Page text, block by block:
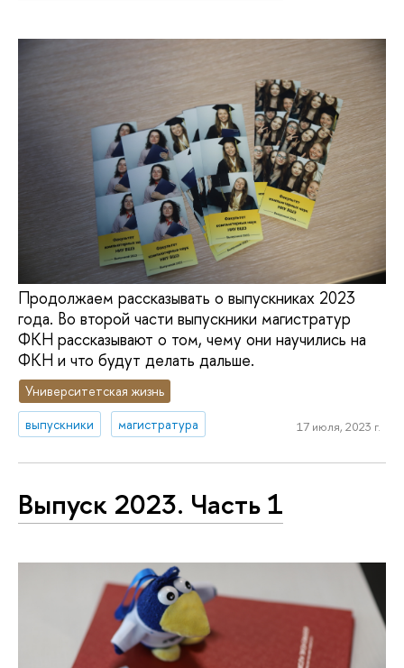
Продолжаем рассказывать о выпускниках 2023
года. Во второй части выпускники магистратур
ФКН рассказывают о том, чему они научились на
ФКН и что будут делать дальше.
Университетская жизнь
выпускники
магистратура 17 июля, 2023 г.
Выпуск 2023. Часть 1